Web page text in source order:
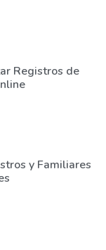
Registros de
y Familiares